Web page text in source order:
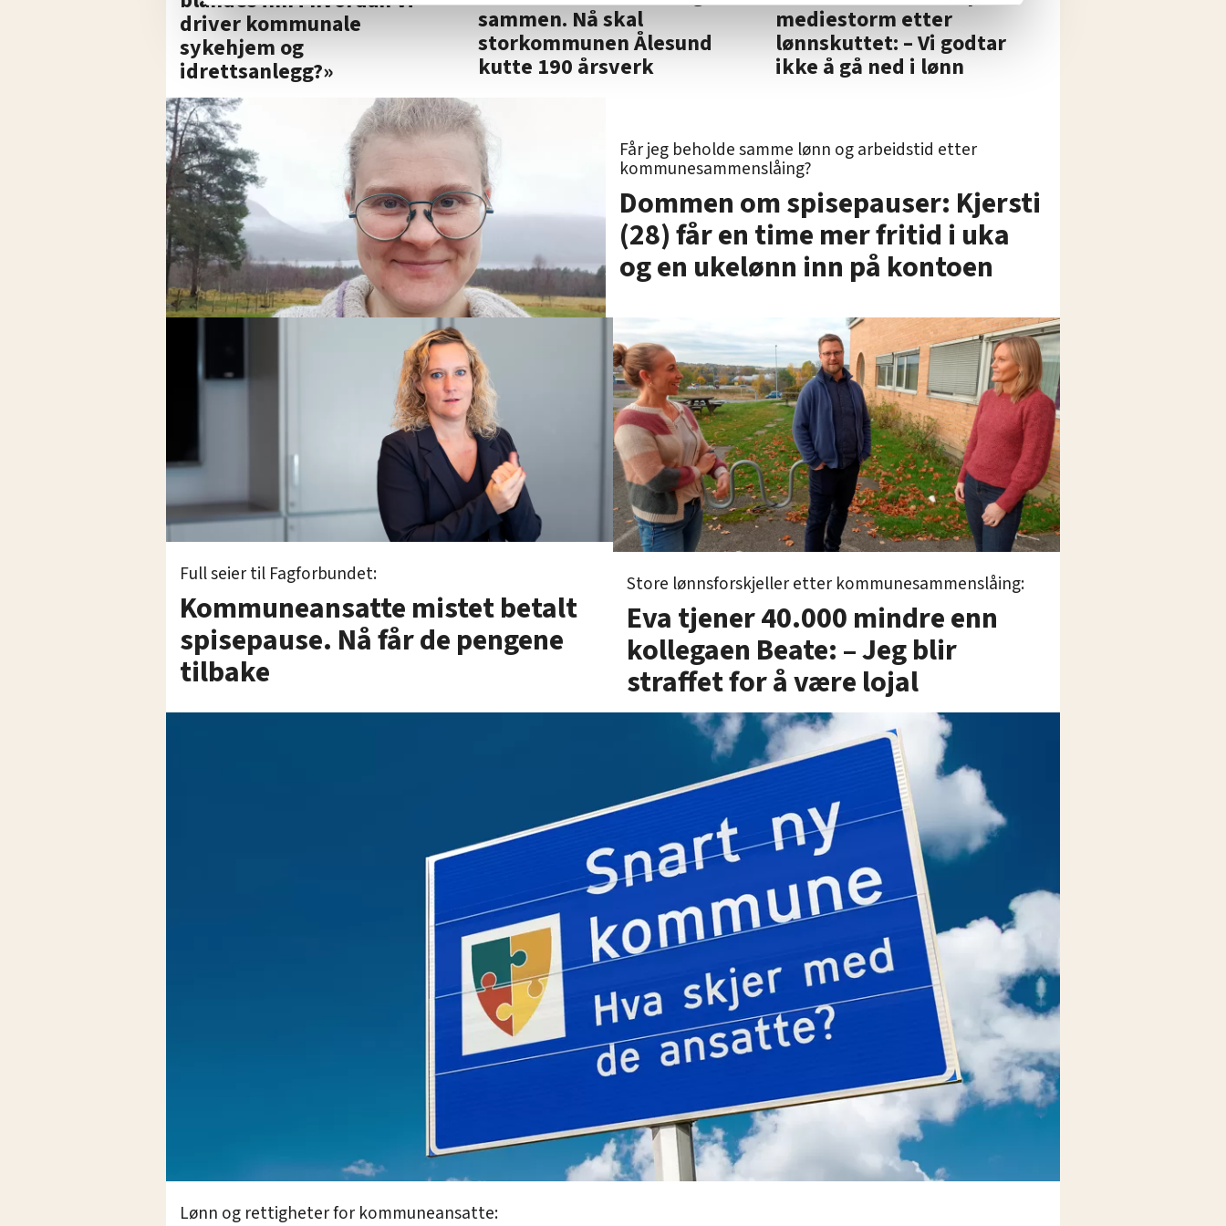
annonsering. Disse er angitt i oversikten lengre ned på denne siden.
driver kommunale
sykehjem og
idrettsanlegg?»
sammen. Nå skal
storkommunen Ålesund
kutte 190 årsverk
mediestorm etter
lønnskuttet: – Vi godtar
ikke å gå ned i lønn
Får jeg beholde samme lønn og arbeidstid etter
kommunesammenslåing?
Dommen om spisepauser: Kjersti
(28) får en time mer fritid i uka
og en ukelønn inn på kontoen
Full seier til Fagforbundet:
Kommuneansatte mistet betalt
spisepause. Nå får de pengene
tilbake
Store lønnsforskjeller etter kommunesammenslåing:
Eva tjener 40.000 mindre enn
kollegaen Beate: – Jeg blir
straffet for å være lojal
Lønn og rettigheter for kommuneansatte: